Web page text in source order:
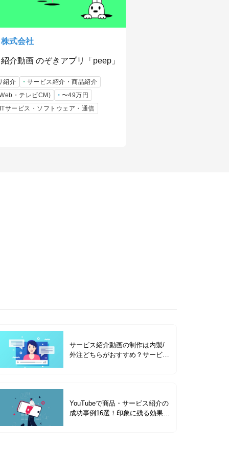
式会社
介動画 のぞきアプリ「peep」
紹介
サービス紹介・商品紹介
・テレビCM)
〜49万円
サービス・ソフトウェア・通信
サービス紹介動画の制作は内製/
外注どちらがおすすめ？サービス
YouTubeで商品・サービス紹介の
成功事例16選！印象に残る効果的